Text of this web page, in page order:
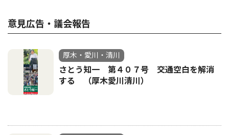
意見広告・議会報告
厚木・愛川・清川
さとう知一 第４０７号 交通空白を解消
する （厚木愛川清川）